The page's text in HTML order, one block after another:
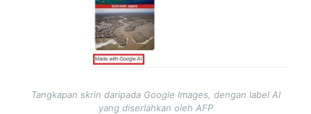
Tangkapan skrin daripada Google Images, dengan label AI
yang diserlahkan oleh AFP